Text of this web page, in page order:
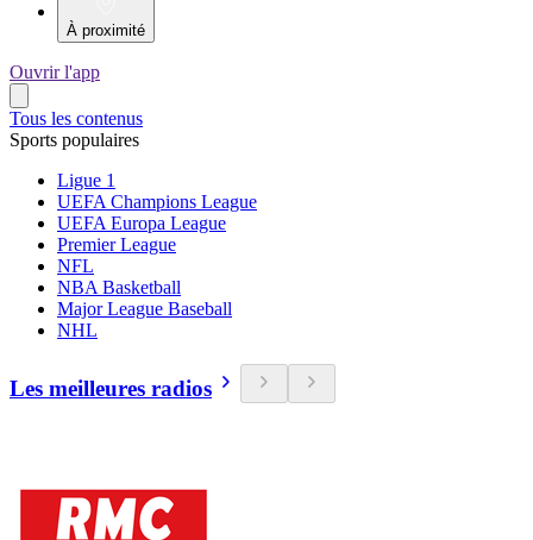
À proximité
Ouvrir l'app
Tous les contenus
Sports populaires
Ligue 1
UEFA Champions League
UEFA Europa League
Premier League
NFL
NBA Basketball
Major League Baseball
NHL
Les meilleures radios